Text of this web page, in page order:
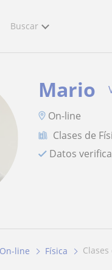
Buscar
Mario
On-line
Clases de
Datos
On-line Física